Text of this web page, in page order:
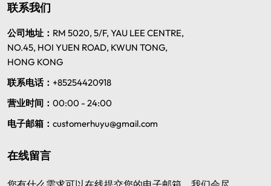
联系我们
公司地址： RM 5020, 5/F, YAU LEE CENTRE,
NO.45, HOI YUEN ROAD, KWUN TONG,
HONG KONG
联系电话： +85254420918
营业时间： 00:00 - 24:00
电子邮箱： customerhuyu@gmail.com
在线留言